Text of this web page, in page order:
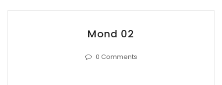
Mond 02
0 Comments